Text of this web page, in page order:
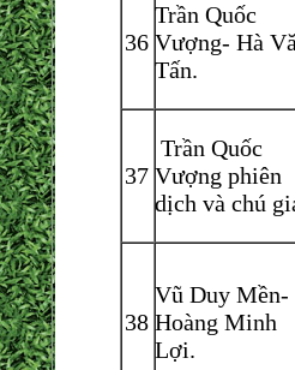
36
Trần Quốc
Vượng- Hà
Tấn.
37
Trần Quốc
Vượng phiên
dịch và chú
38
Vũ Duy Mền-
Hoàng Minh
Lợi.